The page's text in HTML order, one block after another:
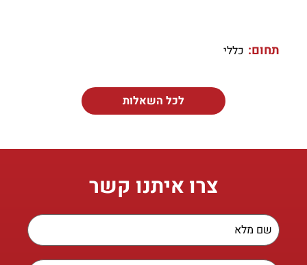
תחום: כללי
לכל השאלות
צרו איתנו קשר